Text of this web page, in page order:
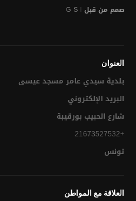
أهم إنجازات البلدية
توقيت العمل الإداري
العلاقة مع المواطن
إسناد لقب عائلي
صمم من قبل
العنوان
بلدية سيدي عامر مسجد عيسى‎
البريد الإلكتروني
شارع الحبيب بورقيبة
+21673527532
تونس
العلاقة مع المواطن